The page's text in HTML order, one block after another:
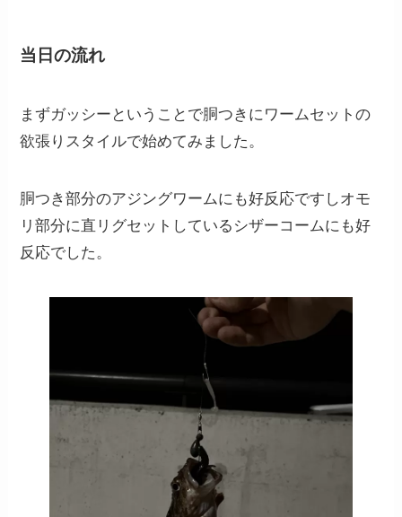
当日の流れ
まずガッシーということで胴つきにワームセットの
欲張りスタイルで始めてみました。
胴つき部分のアジングワームにも好反応ですしオモ
リ部分に直リグセットしているシザーコームにも好
反応でした。